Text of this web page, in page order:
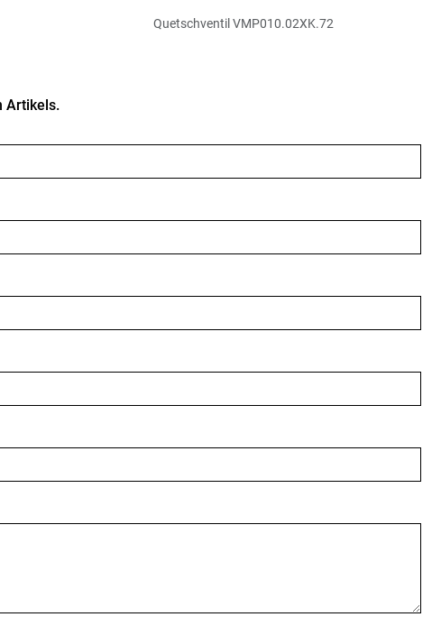
Quetschventil VMP010.02XK.72
Artikels.